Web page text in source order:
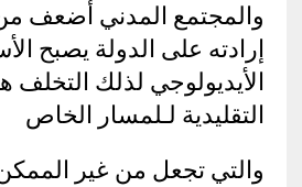
والمجتمع المدني أضعف
إرادته على الدولة يصبح
الأيديولوجي لذلك التخلف
التقليدية لـلمسار الخاص
والتي تجعل من غير